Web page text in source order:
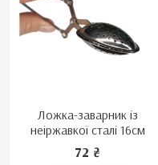
Ложка-заварник із
неіржавкої сталі 16см
72 ₴